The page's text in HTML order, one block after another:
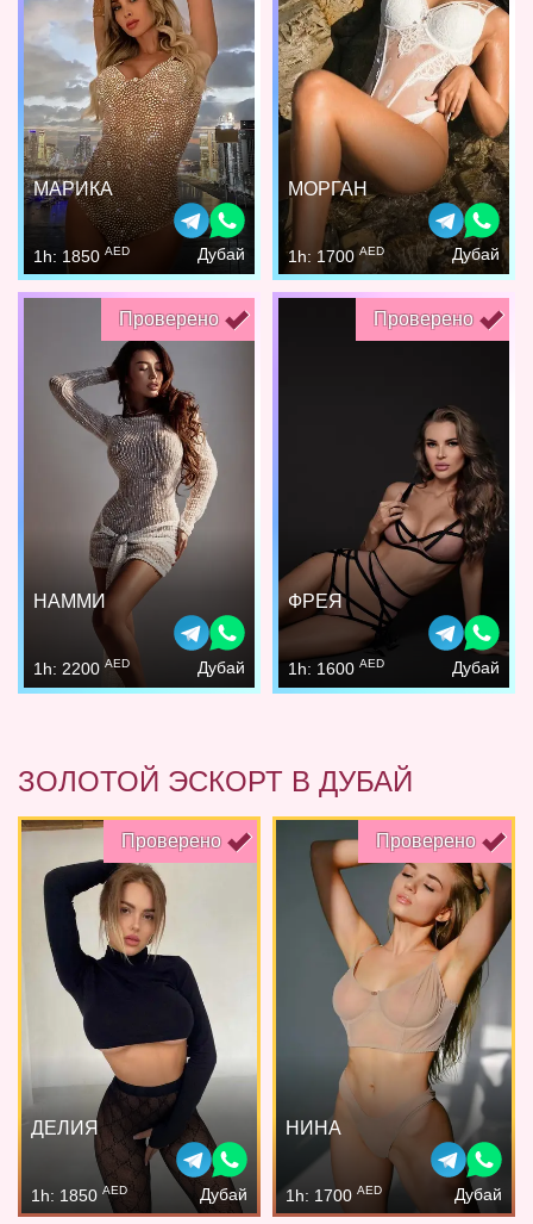
МАРИКА
1h: 1850 AED Дубай
МОРГАН
1h: 1700 AED Дубай
Проверено
НАММИ
1h: 2200 AED Дубай
Проверено
ФРЕЯ
1h: 1600 AED Дубай
ЗОЛОТОЙ ЭСКОРТ В ДУБАЙ
Проверено
ДЕЛИЯ
1h: 1850 AED Дубай
Проверено
НИНА
1h: 1700 AED Дубай